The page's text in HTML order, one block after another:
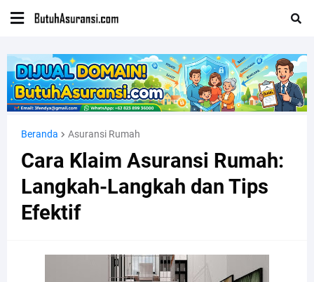
Beranda Asuransi Rumah
Cara Klaim Asuransi Rumah:
Langkah-Langkah dan Tips
Efektif